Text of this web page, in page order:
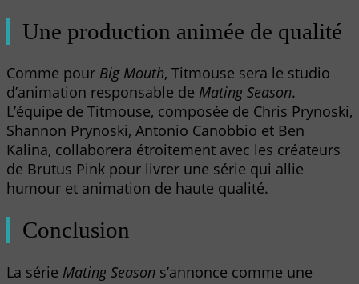
Une production animée de qualité
Comme pour Big Mouth, Titmouse sera le studio
d’animation responsable de Mating Season.
L’équipe de Titmouse, composée de Chris Prynoski,
Shannon Prynoski, Antonio Canobbio et Ben
Kalina, collaborera étroitement avec les créateurs
de Brutus Pink pour livrer une série qui allie
humour et animation de haute qualité.
Conclusion
La série Mating Season s’annonce comme une